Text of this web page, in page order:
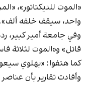
«الموت للديكتاتور»،
واحد، سيقف خلفه
وفي جامعة أمير كبير،
قاتل» و«الموت لثلاثة
كما هتفوا: «بهلوي
وأفادت تقارير بأن